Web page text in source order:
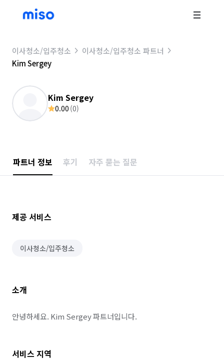
이사청소/입주청소
이사청소/입주청소 파트너
Kim Sergey
Kim Sergey
0.00 (0)
파트너 정보 후기 자주 묻는 질문
제공 서비스
이사청소/입주청소
소개
안녕하세요. Kim Sergey 파트너입니다.
서비스 지역